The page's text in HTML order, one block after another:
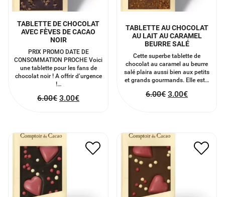
TABLETTE DE CHOCOLAT
AVEC FÈVES DE CACAO
NOIR
PRIX PROMO DATE DE
CONSOMMATION PROCHE Voici
une tablette pour les fans de
chocolat noir ! A offrir d’urgence
!…
6.00€ 3.00€
TABLETTE AU CHOCOLAT
AU LAIT AU CARAMEL
BEURRE SALÉ
Cette superbe tablette de
chocolat au caramel au beurre
salé plaira aussi bien aux petits
et grands gourmands. Elle est…
6.00€ 3.00€
NOIR AVEC DES COEURS
AU LAIT COEUR